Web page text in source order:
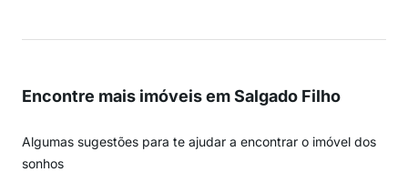
Encontre mais imóveis em Salgado Filho
Algumas sugestões para te ajudar a encontrar o imóvel dos
sonhos